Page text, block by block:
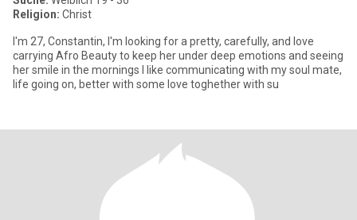
Religion: Christ
I'm 27, Constantin, I'm looking for a pretty, carefully, and love
carrying Afro Beauty to keep her under deep emotions and seeing
her smile in the mornings I like communicating with my soul mate,
life going on, better with some love toghether with su